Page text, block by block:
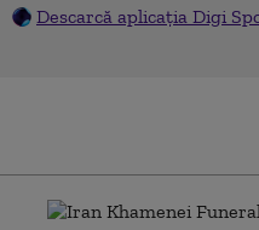
Descarcă aplicația Digi